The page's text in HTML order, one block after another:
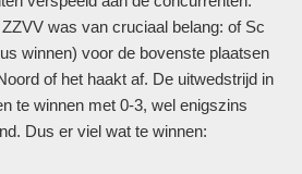
was van cruciaal belang: of Sc
winnen) voor de bovenste plaatsen
of het haakt af. De uitwedstrijd in
te winnen met 0-3, wel enigszins
Dus er viel wat te winnen: